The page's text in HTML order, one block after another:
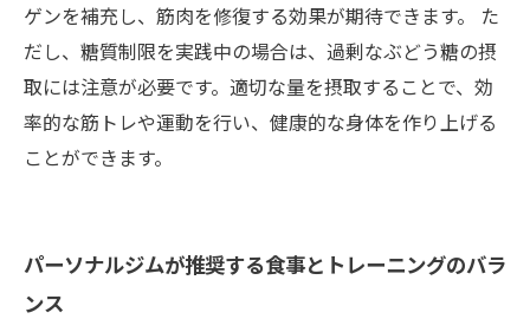
ゲンを補充し、筋肉を修復する効果が期待できます。 た
だし、糖質制限を実践中の場合は、過剰なぶどう糖の摂
取には注意が必要です。適切な量を摂取することで、効
率的な筋トレや運動を行い、健康的な身体を作り上げる
ことができます。
パーソナルジムが推奨する食事とトレーニングのバラ
ンス